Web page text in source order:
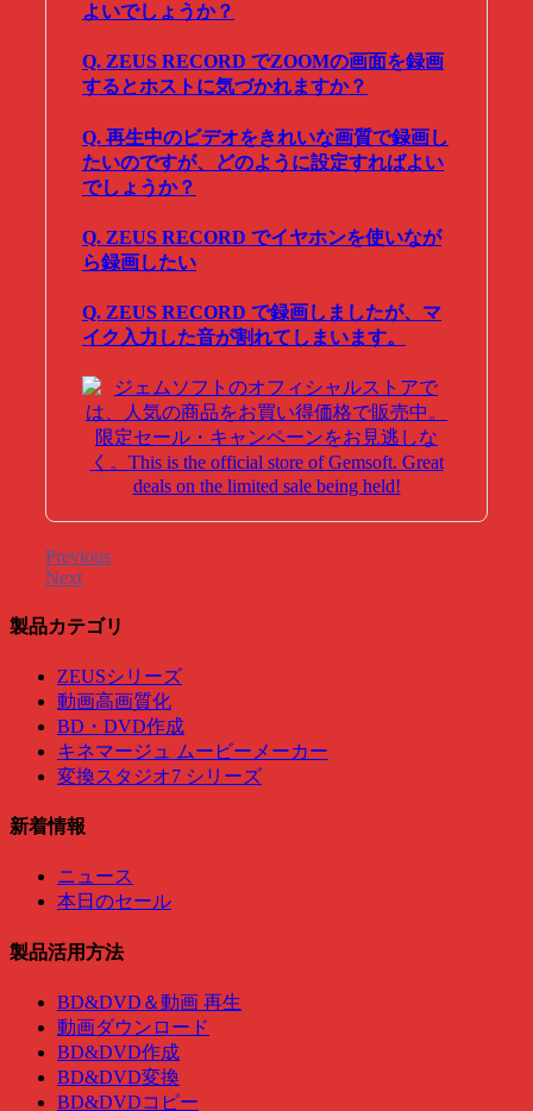
よいでしょうか？
Q. ZEUS RECORD でZOOMの画面を録画
するとホストに気づかれますか？
Q. 再生中のビデオをきれいな画質で録画し
たいのですが、どのように設定すればよい
でしょうか？
Q. ZEUS RECORD でイヤホンを使いなが
ら録画したい
Q. ZEUS RECORD で録画しましたが、マ
イク入力した音が割れてしまいます。
Previous
Next
製品カテゴリ
ZEUSシリーズ
動画高画質化
BD・DVD作成
キネマージュ ムービーメーカー
変換スタジオ7 シリーズ
新着情報
ニュース
本日のセール
製品活用方法
BD&DVD＆動画 再生
動画ダウンロード
BD&DVD作成
BD&DVD変換
BD&DVDコピー